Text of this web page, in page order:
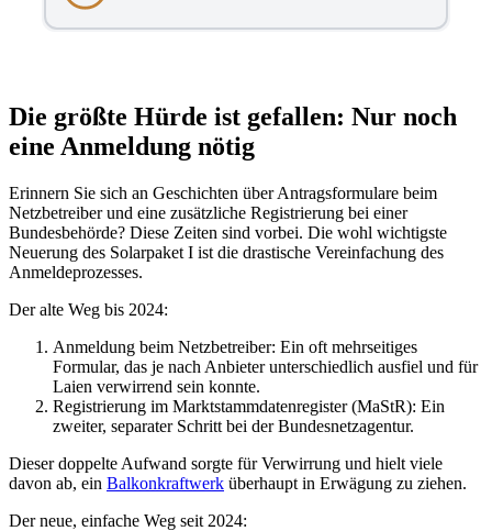
Die größte Hürde ist gefallen: Nur noch
eine Anmeldung nötig
Erinnern Sie sich an Geschichten über Antragsformulare beim
Netzbetreiber und eine zusätzliche Registrierung bei einer
Bundesbehörde? Diese Zeiten sind vorbei. Die wohl wichtigste
Neuerung des Solarpaket I ist die drastische Vereinfachung des
Anmeldeprozesses.
Der alte Weg bis 2024:
Anmeldung beim Netzbetreiber: Ein oft mehrseitiges
Formular, das je nach Anbieter unterschiedlich ausfiel und für
Laien verwirrend sein konnte.
Registrierung im Marktstammdatenregister (MaStR): Ein
zweiter, separater Schritt bei der Bundesnetzagentur.
Dieser doppelte Aufwand sorgte für Verwirrung und hielt viele
davon ab, ein Balkonkraftwerk überhaupt in Erwägung zu ziehen.
Der neue, einfache Weg seit 2024: